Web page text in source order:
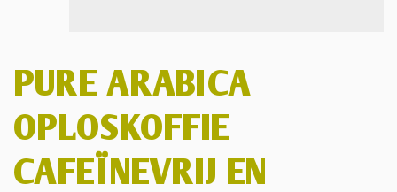
PURE ARABICA
OPLOSKOFFIE
CAFEÏNEVRIJ EN